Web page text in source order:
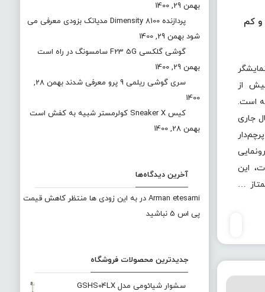
و کم
شیائومی 12 پیش از
است.
جاری
این
بهمن 29, 1400
پردازنده Dimensity 8100 مدیاتک بزودی معرفی می
شود بهمن 29, 1400
گوشی گلکسی F23 5G سامسونگ در راه است
بهمن 29, 1400
سری گوشی ریلمی 9 پرو معرفی شدند
بهمن 28,
1400
کیس Sneaker X کولرمستر شبیه به کفش است
بهمن 28, 1400
آخرین دیدگاه‌ها
Arman etesami دربه این زودی ها منتظر کاهش قیمت
پی اس 5 نباشید
جدیدترین محصولات فروشگاه
سشوار شیائومی مدل GSHS04LX